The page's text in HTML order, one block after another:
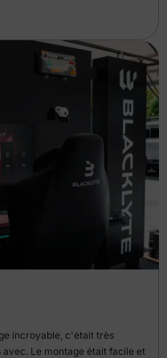
incroyable, c'était très
Le montage était facile et